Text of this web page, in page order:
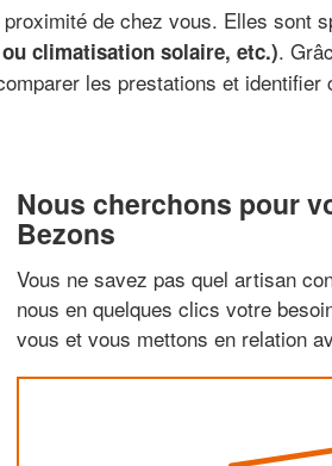
de chez vous. Elles sont
climatisation solaire, etc.).
les prestations et
Nous cherchons pour
Bezons
Vous ne savez pas quel artisan
nous en quelques clics votre
vous et vous mettons en relation